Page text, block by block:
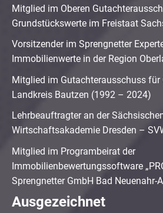
Mitglied im Oberen
Grundstückswerte im Freistaat
Vorsitzender im Sprengnetter
Immobilienwerte in der Region
Mitglied im Gutachterausschuss für
Landkreis Bautzen (1992 – 2024)
Lehrbeauftragter an der
Wirtschaftsakademie Dresden –
Mitglied im Programbeirat der
Immobilienbewertungssoftware
Sprengnetter GmbH Bad Neuenahr-
Ausgezeichnet